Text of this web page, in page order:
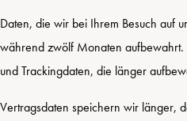
Daten, die wir bei Ihrem Besuch auf
während zwölf Monaten
und Trackingdaten, die länger
Vertragsdaten speichern wir länger,